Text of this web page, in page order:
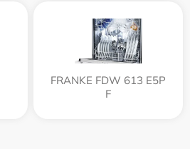
FRANKE FDW 613 E5P
F